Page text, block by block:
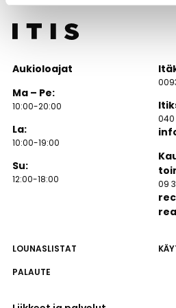
LOUNASLISTAT
PALAUTE
Aukioloajat
Ma – Pe:
10:00-20:00
La:
10:00-19:00
Su:
12:00-18:00
040
09